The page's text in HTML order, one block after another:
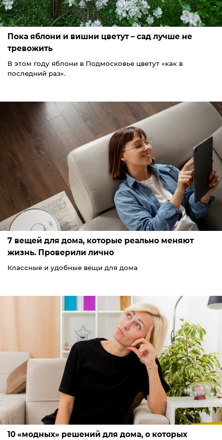
Пока яблони и вишни цветут – сад лучше не
тревожить
В этом году яблони в Подмосковье цветут «как в
последний раз».
7 вещей для дома, которые реально меняют
жизнь. Проверили лично
Классные и удобные вещи для дома
10 «модных» решений для дома, о которых